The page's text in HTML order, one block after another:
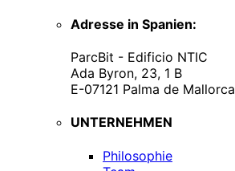
Adresse in Spanien:
ParcBit - Edificio NTIC
Ada Byron, 23, 1 B
E-07121 Palma de Mallorca
UNTERNEHMEN
Philosophie